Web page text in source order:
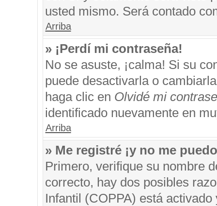
usted mismo. Será contado
Arriba
» ¡Perdí mi contraseña!
No se asuste, ¡calma! Si su
puede desactivarla o
haga clic en Olvidé mi
identificado nuevamente en
Arriba
» Me registré ¡y no me
Primero, verifique su nombre
correcto, hay dos posibles
Infantil (COPPA) está